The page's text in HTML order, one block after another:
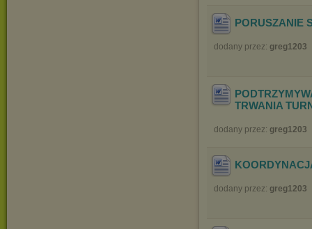
PORUSZANIE
dodany przez: greg1203
TRWANIA
dodany przez: greg1203
dodany przez: greg1203